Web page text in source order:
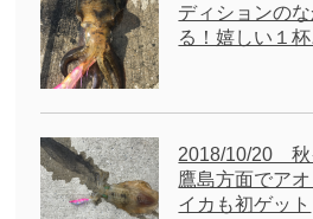
ディションの
る！嬉しい１
2018/10/20 秋
鷹島方面でア
イカも初ゲット